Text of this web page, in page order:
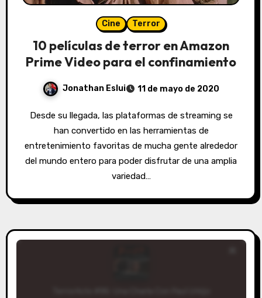
Cine Terror
10 películas de terror en Amazon
Prime Video para el confinamiento
Jonathan Eslui 11 de mayo de 2020
Desde su llegada, las plataformas de streaming se
han convertido en las herramientas de
entretenimiento favoritas de mucha gente alrededor
del mundo entero para poder disfrutar de una amplia
variedad…